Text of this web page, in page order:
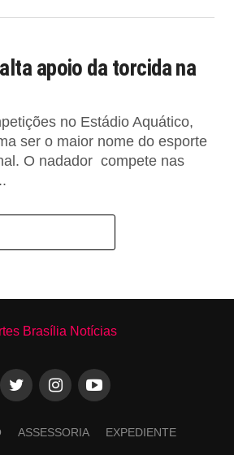
apoio da torcida na
no Estádio Aquático,
ser o maior nome do esporte
O nadador compete nas
ASSESSORIA EXPEDIENTE